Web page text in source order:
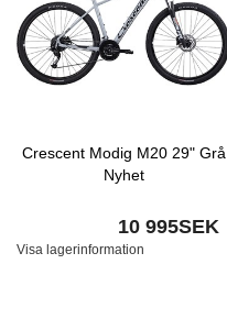
Crescent Modig M20 29" Grå
Nyhet
10 995SEK
Visa lagerinformation